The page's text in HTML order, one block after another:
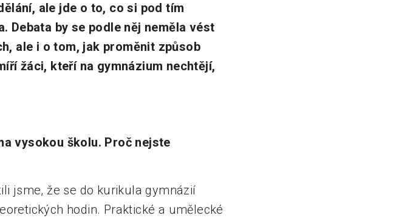
ale jde o to, co si pod tím
Debata by se podle něj neměla vést
ale i o tom, jak proměnit způsob
žáci, kteří na gymnázium nechtějí,
vysokou školu. Proč nejste
jsme, že se do kurikula gymnázií
hodin. Praktické a umělecké